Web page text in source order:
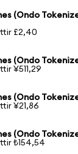
(Ondo
£2,40
(Ondo
¥511,29
(Ondo
¥21,86
(Ondo
₺154,54